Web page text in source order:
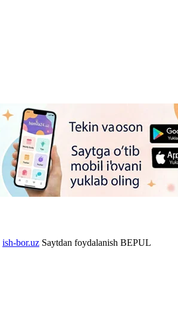
ish-bor.uz Saytdan foydalanish BEPUL